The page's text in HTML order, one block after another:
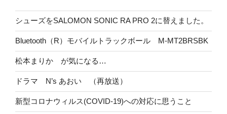
シューズをSALOMON SONIC RA PRO 2に替えました。
Bluetooth（R）モバイルトラックボール M-MT2BRSBK
松本まりか が気になる…
ドラマ N’s あおい （再放送）
新型コロナウィルス(COVID-19)への対応に思うこと